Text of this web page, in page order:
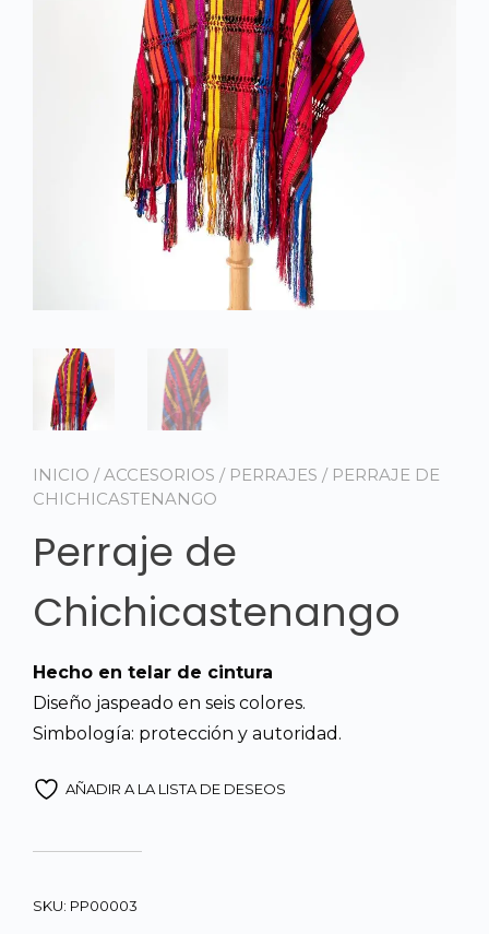
INICIO /ACCESORIOS / PERRAJES / PERRAJE DE
CHICHICASTENANGO
Perraje de
Chichicastenango
Hecho en telar de cintura
Diseño jaspeado en seis colores.
Simbología: protección y autoridad.
AÑADIR A LA LISTA DE DESEOS
SKU: PP00003